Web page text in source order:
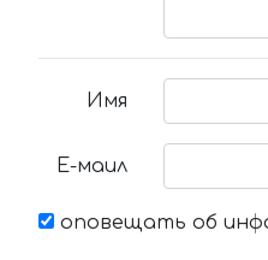
Имя
Е-маил
оповещать об